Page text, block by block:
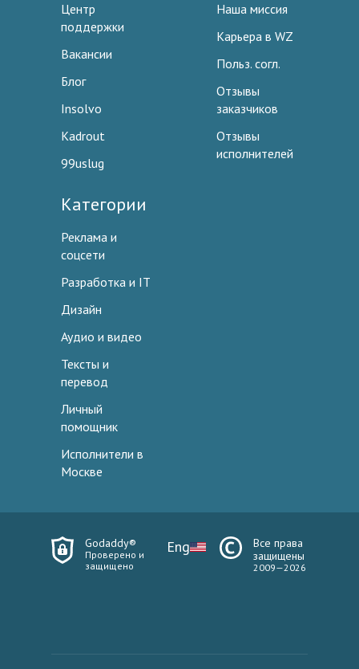
Центр
поддержки
Вакансии
Блог
Insolvo
Kadrout
99uslug
Наша миссия
Карьера в WZ
Польз. согл.
Отзывы
заказчиков
Отзывы
исполнителей
Категории
Реклама и
соцсети
Разработка и IT
Дизайн
Аудио и видео
Тексты и
перевод
Личный
помощник
Исполнители в
Москве
Godaddy®
Проверено и
защищено
Eng
Все права
защищены
2009—2026